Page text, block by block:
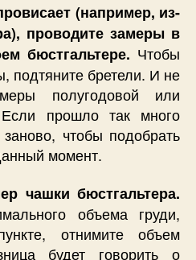
(например, из-
проводите замеры в
бюстгальтере. Чтобы
подтяните бретели. И не
полугодовой или
Если прошло так много
чтобы подобрать
момент.
чашки бюстгальтера.
объема груди,
отнимите объем
будет говорить о